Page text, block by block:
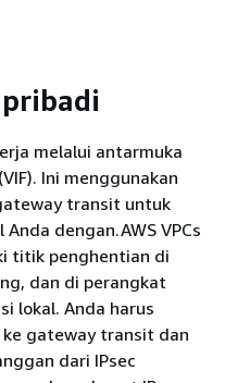
pribadi
melalui antarmuka
Ini menggunakan
transit untuk
dengan.AWS VPCs
titik penghentian di
dan di perangkat
lokal. Anda harus
gateway transit dan
dari IPsec